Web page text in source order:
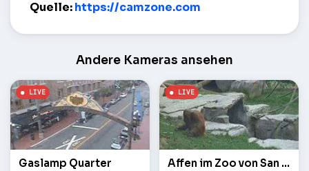
Quelle:https://camzone.com
Andere Kameras ansehen
Gaslamp Quarter Affen im Zoo von San Diego